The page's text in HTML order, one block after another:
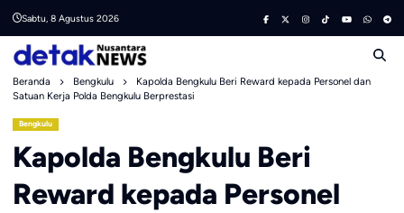
content
Sabtu, 8 Agustus 2026
Beranda Bengkulu
Kapolda Bengkulu Beri Reward kepada Personel dan
Satuan Kerja Polda Bengkulu Berprestasi
Bengkulu
Kapolda Bengkulu Beri
Reward kepada Personel